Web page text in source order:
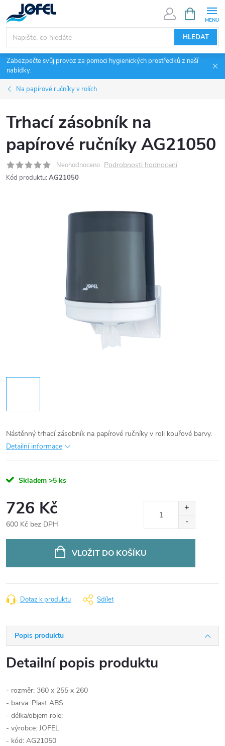
na
obsah
HLEDAT
NÁKUPNÍ
KOŠÍK
Zabezpečte svůj provoz za pomoci hygienických prostředků z naší
nabídky.
Na papírové ručníky v rolích
Trhací zásobník na
papírové ručníky AG21050
Neohodnoceno Podrobnosti hodnocení
Kód produktu: AG21050
Nástěnný trhací zásobník na papírové ručníky v roli kouřové barvy.
Detailní informace
Skladem >5 ks
726 Kč
600 Kč bez DPH
VLOŽIT DO KOŠÍKU
Dotaz k produktu Sdílet
Popis produktu
Detailní popis produktu
- rozměr: 360 x 255 x 260
- barva: Plast ABS
- délka/objem role:
- výrobce: JOFEL
- kód: AG21050